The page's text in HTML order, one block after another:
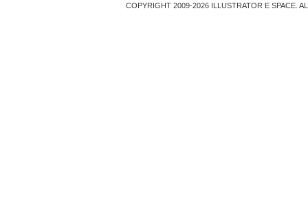
COPYRIGHT 2009-2026 ILLUSTRATOR E SPACE.